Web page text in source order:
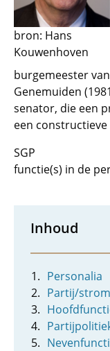
bron: Hans
Kouwenhoven
burgemeester
Genemuiden
senator, die een
een
SGP
functie(s) in de
Inhoud
Personalia
Partij/